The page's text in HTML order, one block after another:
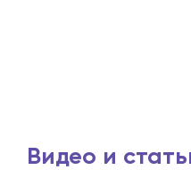
Видео и